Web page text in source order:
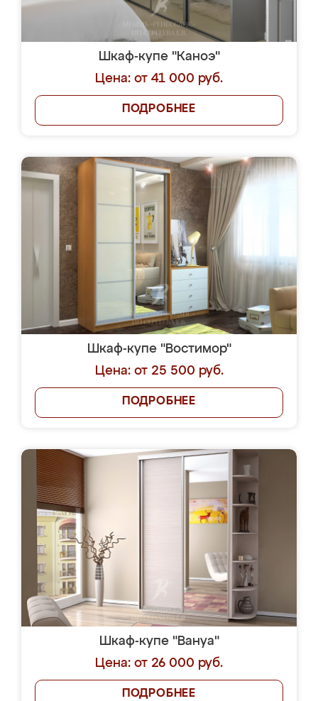
Шкаф-купе "Каноэ"
Цена: от 41 000 руб.
ПОДРОБНЕЕ
Шкаф-купе "Востимор"
Цена: от 25 500 руб.
ПОДРОБНЕЕ
Шкаф-купе "Вануа"
Цена: от 26 000 руб.
ПОДРОБНЕЕ